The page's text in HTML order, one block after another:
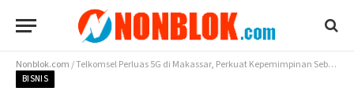
Nonblok.com/Telkomsel Perluas 5G di Makassar, Perkuat Kepemimpinan Sebagai Operator 5G Terdepan dan Terluas yang Didukung Teknologi AI hingga Indonesia Timur
BISNIS